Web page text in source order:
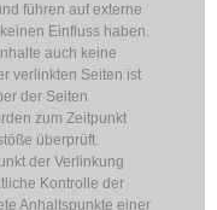
führen auf externe
Einfluss haben.
auch keine
verlinkten Seiten ist
der Seiten
zum Zeitpunkt
überprüft.
der Verlinkung
Kontrolle der
Anhaltspunkte einer